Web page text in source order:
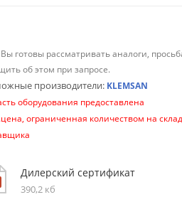
готовы рассматривать аналоги,
об этом при запросе.
производители: KLEMSAN
оборудования предоставлена
ограниченная количеством на
Дилерский сертификат
390,2 кб